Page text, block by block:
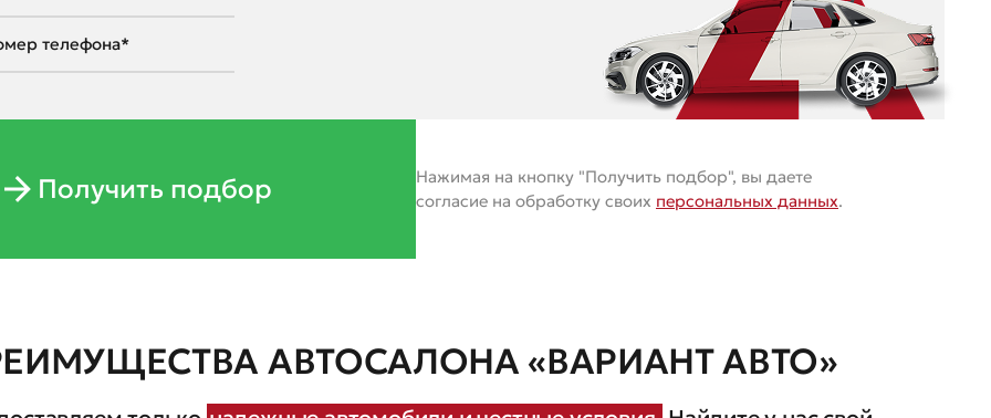
Получить подбор
Нажимая на кнопку "Получить подбор", вы даете
согласие на обработку своих персональных данных.
АВТОСАЛОНА «ВАРИАНТ АВТО»